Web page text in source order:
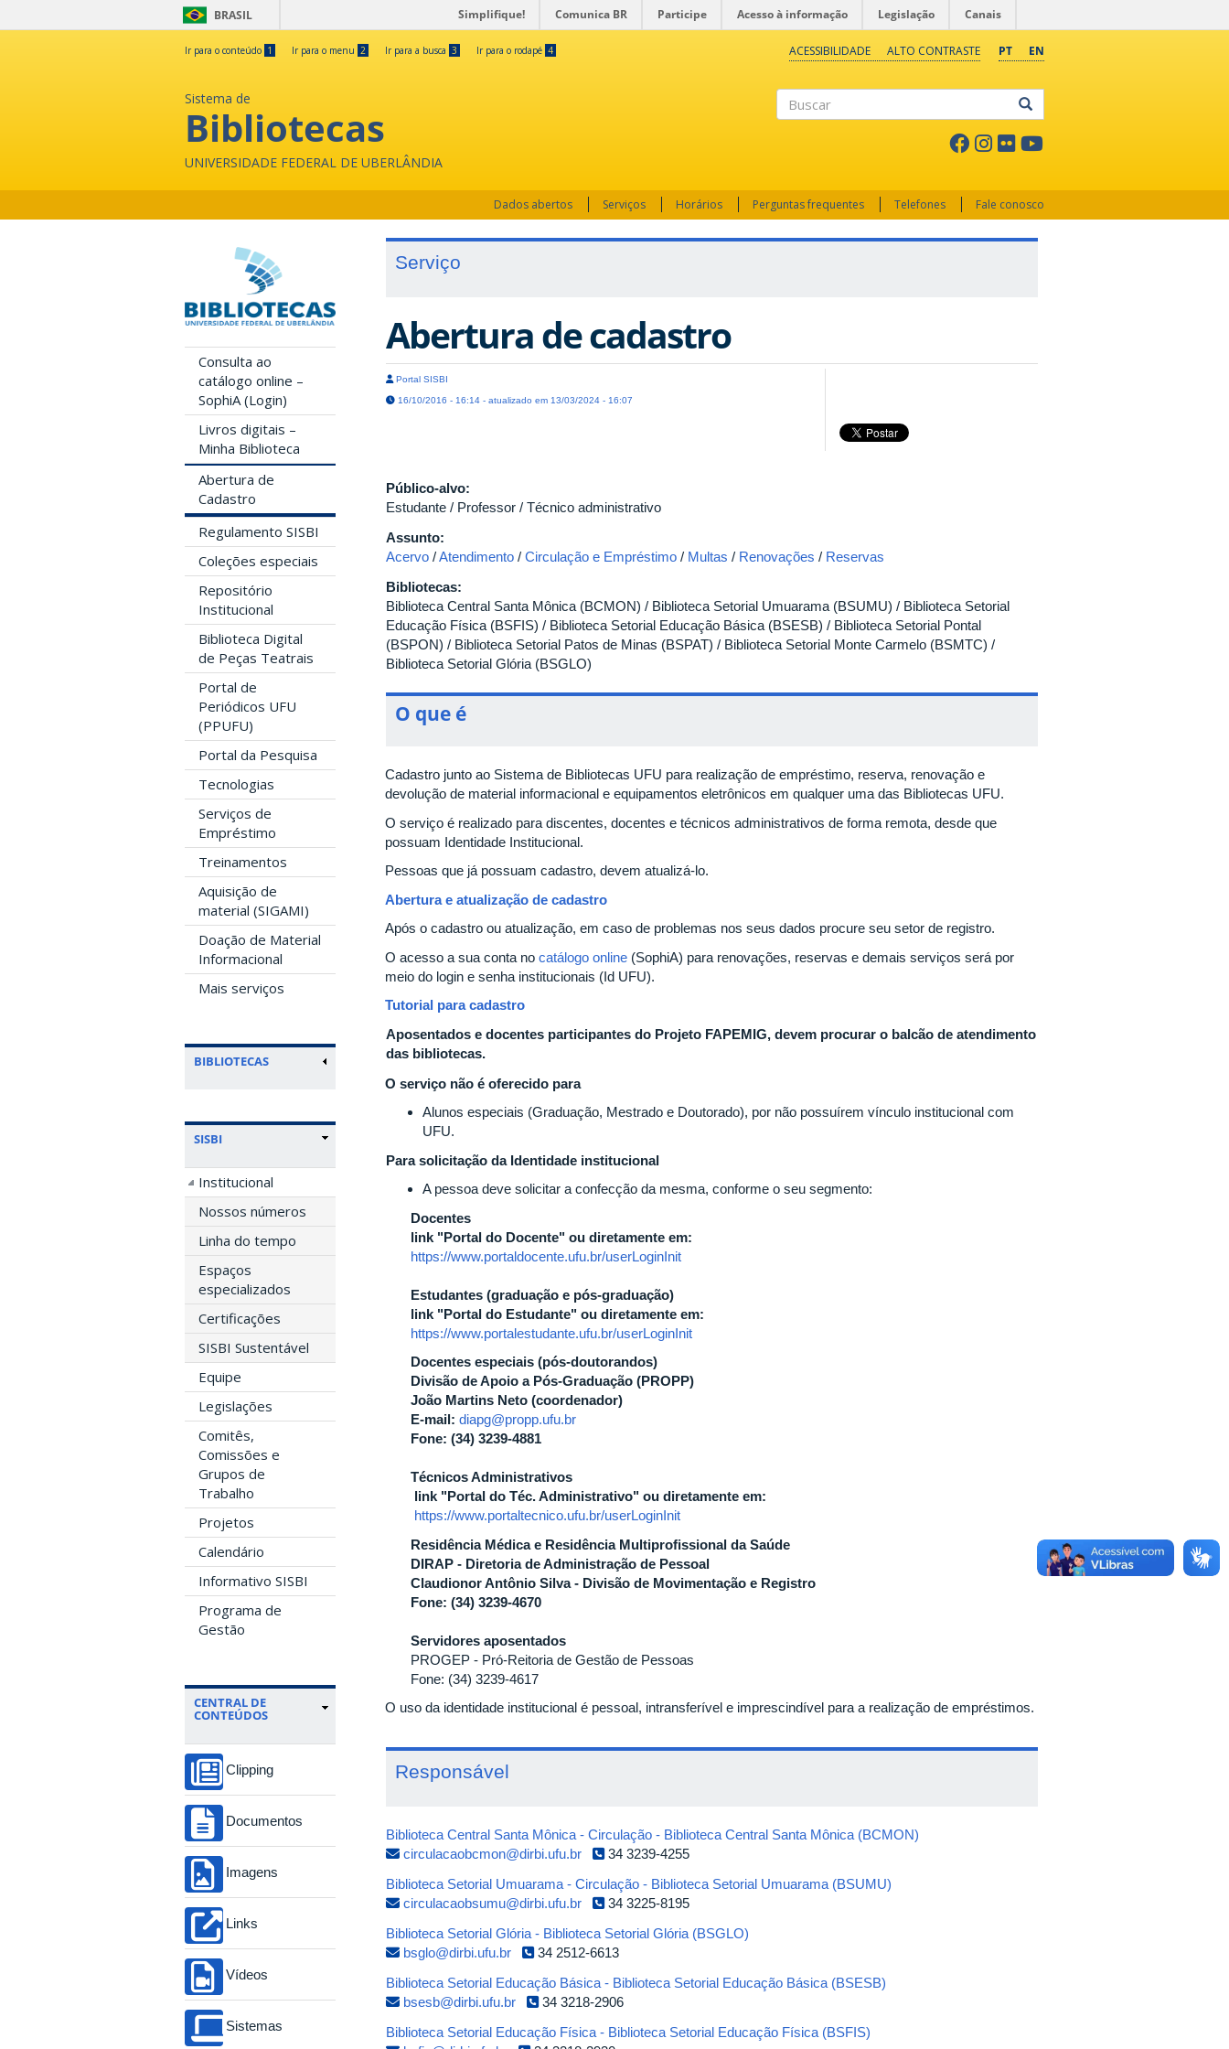
BRASIL Simplifique! Comunica BR Participe Acesso à informação Legislação Canais
Ir para o conteúdo 1 Ir para o menu 2 Ir para a busca 3 Ir para o rodapé 4 PT EN
ACESSIBILIDADE ALTO CONTRASTE
Sistema de
Bibliotecas
UNIVERSIDADE FEDERAL DE UBERLÂNDIA
Dados abertos Serviços Horários Perguntas frequentes Telefones Fale conosco
Consulta ao
catálogo online –
SophiA (Login)
Livros digitais –
Minha Biblioteca
Abertura de
Cadastro
Regulamento SISBI
Coleções especiais
Repositório
Institucional
Biblioteca Digital
de Peças Teatrais
Portal de
Periódicos UFU
(PPUFU)
Portal da Pesquisa
Tecnologias
Serviços de
Empréstimo
Treinamentos
Aquisição de
material (SIGAMI)
Doação de Material
Informacional
Mais serviços
BIBLIOTECAS
SISBI
Institucional
Nossos números
Linha do tempo
Espaços
especializados
Certificações
SISBI Sustentável
Equipe
Legislações
Comitês,
Comissões e
Grupos de
Trabalho
Projetos
Calendário
Informativo SISBI
Programa de
Gestão
CENTRAL DE
CONTEÚDOS
Clipping
Documentos
Imagens
Links
Vídeos
Sistemas
Serviço
Abertura de cadastro
Portal SISBI
16/10/2016 - 16:14 - atualizado em 13/03/2024 - 16:07
Público-alvo:
Estudante / Professor / Técnico administrativo
Assunto:
Acervo /Atendimento / Circulação e Empréstimo / Multas / Renovações / Reservas
Bibliotecas:
Biblioteca Central Santa Mônica (BCMON) / Biblioteca Setorial Umuarama (BSUMU) / Biblioteca Setorial
Educação Física (BSFIS) / Biblioteca Setorial Educação Básica (BSESB) / Biblioteca Setorial Pontal
(BSPON) / Biblioteca Setorial Patos de Minas (BSPAT) / Biblioteca Setorial Monte Carmelo (BSMTC) /
Biblioteca Setorial Glória (BSGLO)
O que é
Cadastro junto ao Sistema de Bibliotecas UFU para realização de empréstimo, reserva, renovação e
devolução de material informacional e equipamentos eletrônicos em qualquer uma das Bibliotecas UFU.
O serviço é realizado para discentes, docentes e técnicos administrativos de forma remota, desde que
possuam Identidade Institucional.
Pessoas que já possuam cadastro, devem atualizá-lo.
Abertura e atualização de cadastro
Após o cadastro ou atualização, em caso de problemas nos seus dados procure seu setor de registro.
O acesso a sua conta no catálogo online(SophiA) para renovações, reservas e demais serviços será por
meio do login e senha institucionais (Id UFU).
Tutorial para cadastro
Aposentados e docentes participantes do Projeto FAPEMIG, devem procurar o balcão de atendimento
das bibliotecas.
O serviço não é oferecido para
Alunos especiais (Graduação, Mestrado e Doutorado), por não possuírem vínculo institucional com
UFU.
Para solicitação da Identidade institucional
A pessoa deve solicitar a confecção da mesma, conforme o seu segmento:
Docentes
link "Portal do Docente" ou diretamente em:
https://www.portaldocente.ufu.br/userLoginInit
Estudantes (graduação e pós-graduação)
link "Portal do Estudante" ou diretamente em:
https://www.portalestudante.ufu.br/userLoginInit
Docentes especiais (pós-doutorandos)
Divisão de Apoio a Pós-Graduação (PROPP)
João Martins Neto (coordenador)
E-mail: diapg@propp.ufu.br
Fone: (34) 3239-4881
Técnicos Administrativos
link "Portal do Téc. Administrativo" ou diretamente em:
https://www.portaltecnico.ufu.br/userLoginInit
Residência Médica e Residência Multiprofissional da Saúde
DIRAP - Diretoria de Administração de Pessoal
Claudionor Antônio Silva - Divisão de Movimentação e Registro
Fone: (34) 3239-4670
Servidores aposentados
PROGEP - Pró-Reitoria de Gestão de Pessoas
Fone: (34) 3239-4617
O uso da identidade institucional é pessoal, intransferível e imprescindível para a realização de empréstimos.
Responsável
Biblioteca Central Santa Mônica - Circulação - Biblioteca Central Santa Mônica (BCMON)
circulacaobcmon@dirbi.ufu.br
34 3239-4255
Biblioteca Setorial Umuarama - Circulação - Biblioteca Setorial Umuarama (BSUMU)
circulacaobsumu@dirbi.ufu.br
34 3225-8195
Biblioteca Setorial Glória - Biblioteca Setorial Glória (BSGLO)
bsglo@dirbi.ufu.br
34 2512-6613
Biblioteca Setorial Educação Básica - Biblioteca Setorial Educação Básica (BSESB)
bsesb@dirbi.ufu.br
34 3218-2906
Biblioteca Setorial Educação Física - Biblioteca Setorial Educação Física (BSFIS)